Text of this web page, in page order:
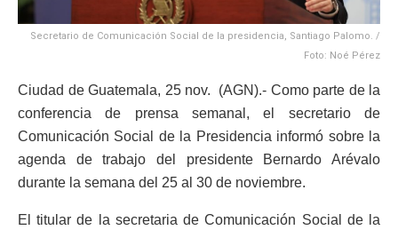
Secretario de Comunicación Social de la presidencia, Santiago Palomo. /
Foto: Noé Pérez
Ciudad de Guatemala, 25 nov. (AGN).- Como parte de la
conferencia de prensa semanal, el secretario de
Comunicación Social de la Presidencia informó sobre la
agenda de trabajo del presidente Bernardo Arévalo
durante la semana del 25 al 30 de noviembre.
El titular de la secretaria de Comunicación Social de la